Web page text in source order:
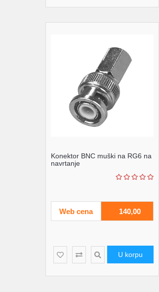
Konektor BNC muški na RG6 na
navrtanje
Web cena 140,00
U korpu